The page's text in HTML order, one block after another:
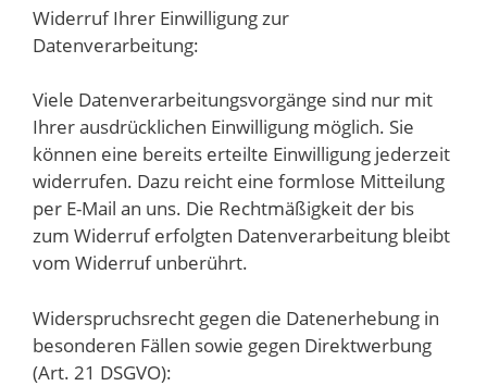
Widerruf Ihrer Einwilligung zur
Datenverarbeitung:
Viele Datenverarbeitungsvorgänge sind nur mit
Ihrer ausdrücklichen Einwilligung möglich. Sie
können eine bereits erteilte Einwilligung jederzeit
widerrufen. Dazu reicht eine formlose Mitteilung
per E-Mail an uns. Die Rechtmäßigkeit der bis
zum Widerruf erfolgten Datenverarbeitung bleibt
vom Widerruf unberührt.
Widerspruchsrecht gegen die Datenerhebung in
besonderen Fällen sowie gegen Direktwerbung
(Art. 21 DSGVO):